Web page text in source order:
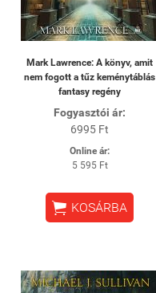
Mark Lawrence: A könyv, amit
nem fogott a tűz keménytáblás
fantasy regény
Fogyasztói ár:
6995 Ft
Online ár:
5 595 Ft
 KOSÁRBA